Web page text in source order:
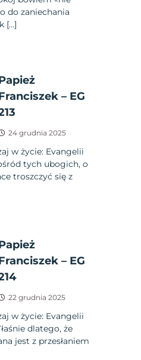
do zaniechania
[…]
– EG
24 grudnia 2025
w życie: Evangelii
tych ubogich, o
troszczyć się z
– EG
22 grudnia 2025
w życie: Evangelii
dlatego, że
jest z przesłaniem